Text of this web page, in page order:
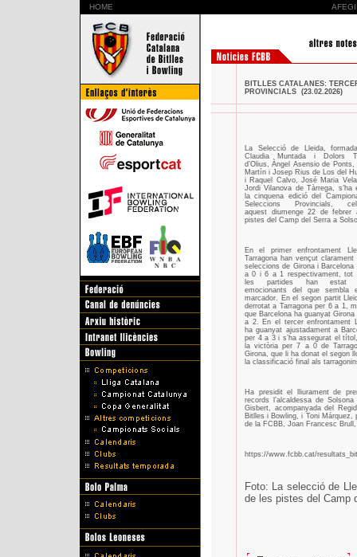
HOME
BITLLES CATALANES:
PROVINCIALS (23.02.2026)
La Selecció de Lleida,
Claudia Muntada i Dolors
d’Olius, Àngel Asensio de Ponts,
Martín i Josep Rius de Los del
i Raquel Calvo, José Maria
Jordi Vilanova de Tàrrega, s’ha
la cinquena edició del
Seleccions Provincials,
aquest diumenge 22 de febrer
pistes del Camp del Serra a
En el primer enfrontament
Tarragona han vençut clarament
seleccions de Girona i Barcelona
a 0 i 6 a 1 respectivament, tot
les partides han estat
emocionants del que sembla
marcador. En el segon partit
derrotat a Tarragona per 6 a 1,
que Barcelona ha guanyat Girona
a 2. En el tercer enfrontament
ha guanyat ajustadament a
per 4 a 3 i s’ha assegurat el
la victòria per 7 a 0 de
Girona, que li ha donat el segon
la classificació final als
Ha presidit el lliurament de
records l’alcaldessa de Solsona
Gisbert, acompanyada del
Bitlles i Bowling, i Toni
de la FCBB, Joan Francesc
https://www.fcbb.cat/
Foto: La selecció de
de les pistes del Camp